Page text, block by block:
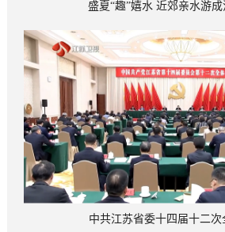
盛夏“趣”嬉水 近郊亲水游
中共江苏省委十四届十二次